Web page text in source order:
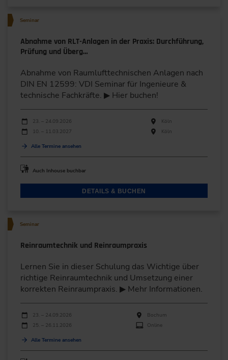
Seminar
Abnahme von RLT-Anlagen in der Praxis: Durchführung,
Prüfung und Überg…
Abnahme von Raumlufttechnischen Anlagen nach
DIN EN 12599: VDI Seminar für Ingenieure &
technische Fachkräfte. ▶ Hier buchen!
Durchführungen
Veranstaltungsdatum
23. – 24.09.2026
Köln
10. – 11.03.2027
Köln
Alle Termine ansehen
Auch Inhouse buchbar
DETAILS & BUCHEN
Seminar
Reinraumtechnik und Reinraumpraxis
Lernen Sie in dieser Schulung das Wichtige über
richtige Reinraumtechnik und Umsetzung einer
korrekten Reinraumpraxis. ▶ Mehr Informationen.
Durchführungen
Veranstaltungsdatum
23. – 24.09.2026
Bochum
25. – 26.11.2026
Online
Alle Termine ansehen